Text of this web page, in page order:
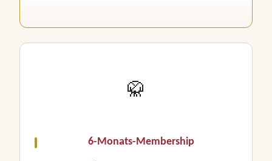
🥋
6-Monats-Membership